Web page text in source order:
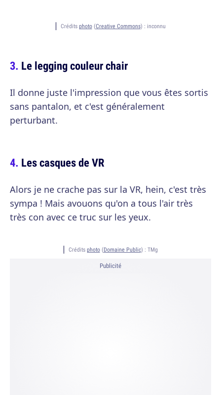
Crédits photo(Creative Commons) : inconnu
Le legging couleur chair
Il donne juste l'impression que vous êtes sortis
sans pantalon, et c'est généralement
perturbant.
Les casques de VR
Alors je ne crache pas sur la VR, hein, c'est très
sympa ! Mais avouons qu'on a tous l'air très
très con avec ce truc sur les yeux.
Crédits photo(Domaine Public) : TMg
Publicité